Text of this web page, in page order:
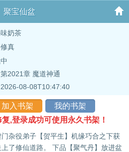
聚宝仙盆
奶茶
真
第2021章 魔道神通
08-08T10:47:40
加入书架
我的书架
,登录成功可使用永久书架！
门杂役弟子【贺平生】机缘巧合之下获
了修仙道路。 下品【聚气丹】放进盆